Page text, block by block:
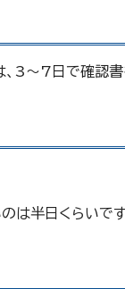
3～7日で確認書
は半日くらいです